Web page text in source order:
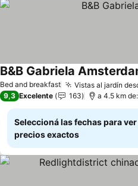
Bed and breakfast Vistas al jardín
B&B Gabriela
9,3 Excelente 163 a 4.5 km
Seleccioná las fechas para
precios exactos